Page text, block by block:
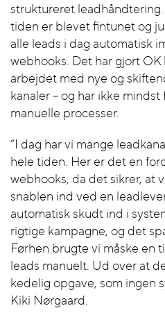
struktureret
tiden er blevet fintunet og
alle leads i dag automatisk
webhooks. Det har gjort
arbejdet med nye og
kanaler – og har ikke
manuelle processer.
”I dag har vi mange
hele tiden. Her er det en
webhooks, da det sikrer, at
snablen ind ved en
automatisk skudt ind i
rigtige kampagne, og det
Førhen brugte vi måske en
leads manuelt. Ud over at
kedelig opgave, som ingen
Kiki Nørgaard.